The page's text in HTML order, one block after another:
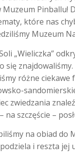
Muzeum
które nas
Muzeum
„Wieliczka”
się
różne
zwiedzania
szczęście –
na obiad do
i reszta jej